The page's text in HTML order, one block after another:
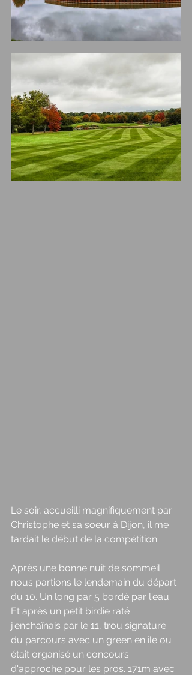
Le soir, accueilli magnifiquement par
Christophe et sa soeur à Dijon, il me
tardait le début de la compétition.
Après une bonne nuit de sommeil
nous partions le lendemain du départ
du 10. Un long par 5 bordé par l'eau.
Et après un petit birdie raté
j'enchaînais par le 11, trou signature
du parcours avec un green en île ou
était organisé un concours
d'approche pour les pros. 171m avec